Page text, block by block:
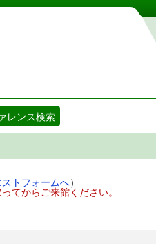
・予約システム
レンス検索
ストフォームへ）
てからご来館ください。